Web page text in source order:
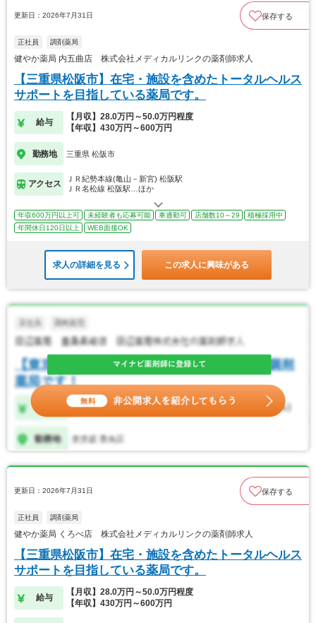
更新日：2026年7月31日 保存する
正社員 調剤薬局
健やか薬局 内五曲店 株式会社メディカルリンクの薬剤師求人
【三重県松阪市】在宅・施設を含めたトータルヘルス
サポートを目指している薬局です。
給与
【月収】28.0万円～50.0万円程度
【年収】430万円～600万円
勤務地 三重県 松阪市
アクセス
ＪＲ紀勢本線(亀山－新宮) 松阪駅
ＪＲ名松線 松阪駅…ほか
年収600万円以上可 未経験者も応募可能 車通勤可 店舗数10～29
積極採用中
年間休日120日以上
WEB面接OK
求人の詳細を見る この求人に興味がある
更新日：2026年7月31日 保存する
正社員 調剤薬局
健やか薬局 くろべ店 株式会社メディカルリンクの薬剤師求人
【三重県松阪市】在宅・施設を含めたトータルヘルス
サポートを目指している薬局です。
給与
【月収】28.0万円～50.0万円程度
【年収】430万円～600万円